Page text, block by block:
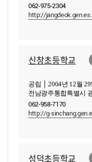
062-975-2304
http://
신창초등학교
공립 │ 2004년 12월 29
전남광주통합특별시
062-958-7170
http://g-
성덕초등학교